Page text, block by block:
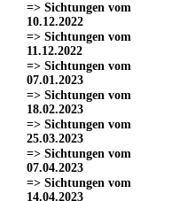
=> Sichtungen vom
10.12.2022
=> Sichtungen vom
11.12.2022
=> Sichtungen vom
07.01.2023
=> Sichtungen vom
18.02.2023
=> Sichtungen vom
25.03.2023
=> Sichtungen vom
07.04.2023
=> Sichtungen vom
14.04.2023